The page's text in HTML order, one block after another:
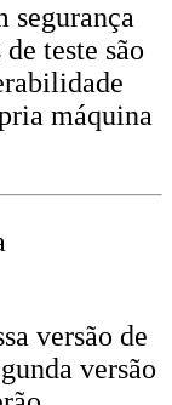
segurança
teste são
máquina
versão de
versão